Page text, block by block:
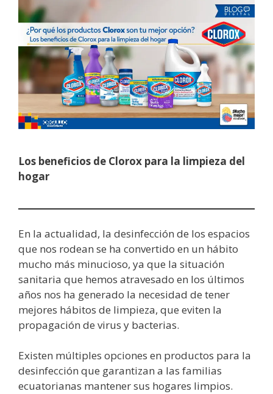
Los beneficios de Clorox para la limpieza del
hogar
En la actualidad, la desinfección de los espacios
que nos rodean se ha convertido en un hábito
mucho más minucioso, ya que la situación
sanitaria que hemos atravesado en los últimos
años nos ha generado la necesidad de tener
mejores hábitos de limpieza, que eviten la
propagación de virus y bacterias.
Existen múltiples opciones en productos para la
desinfección que garantizan a las familias
ecuatorianas mantener sus hogares limpios.